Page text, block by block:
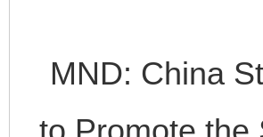
MND: China